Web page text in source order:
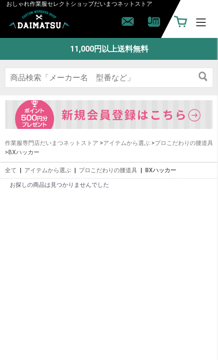
おしゃれ作業服セレクトショップだいまつネットストア
11,000円以上送料無料
作業服専門店だいまつネットストア >アイテムから選ぶ >プロこだわりの腰道具
>BXハッカー
全て | アイテムから選ぶ | プロこだわりの腰道具 | BXハッカー
お探しの商品は見つかりませんでした